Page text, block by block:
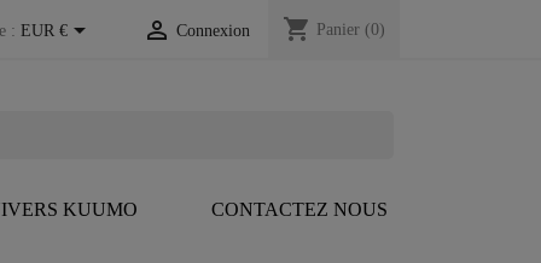
: EUR €  Connexion shopping_cart Panier (0)
KUUMO CONTACTEZ NOUS